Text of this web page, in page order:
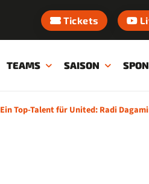
Tickets
TEAMS SAISON
Ein Top-Talent für United: Radi